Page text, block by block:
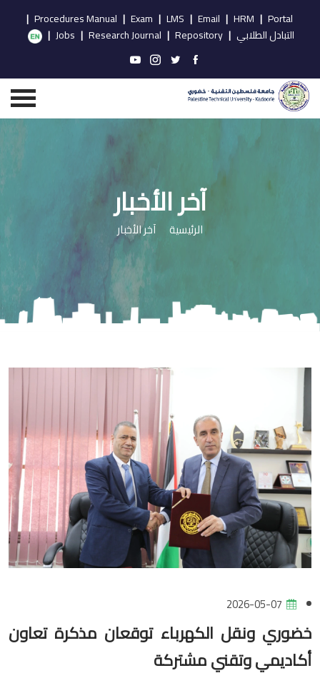
Portal
|
HRM
|
Email
|
LMS
|
Exam
|
Procedures Manual
|
التبادل الطلابي |
Repository
|
Research Journal
|
Jobs
|
آخر الأخبار
الرئيسية آخر الأخبار
2026-05-07
خضوري ونقل الكهرباء توقعان مذكرة تعاون
أكاديمي وتقني مشتركة